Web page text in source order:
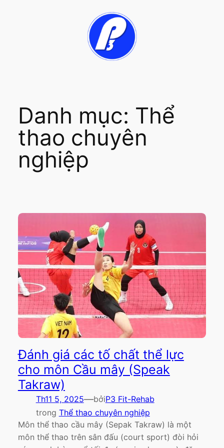
Danh mục: Thể
thao chuyên
nghiệp
Đánh giá các tố chất thể lực
cho môn Cầu mây (Speak
Takraw)
Th11 5, 2025—bởiP3 Fit-Rehab
trong Thể thao chuyên nghiệp
Môn thể thao cầu mây (Sepak Takraw) là một
môn thể thao trên sân đấu (court sport) đòi hỏi